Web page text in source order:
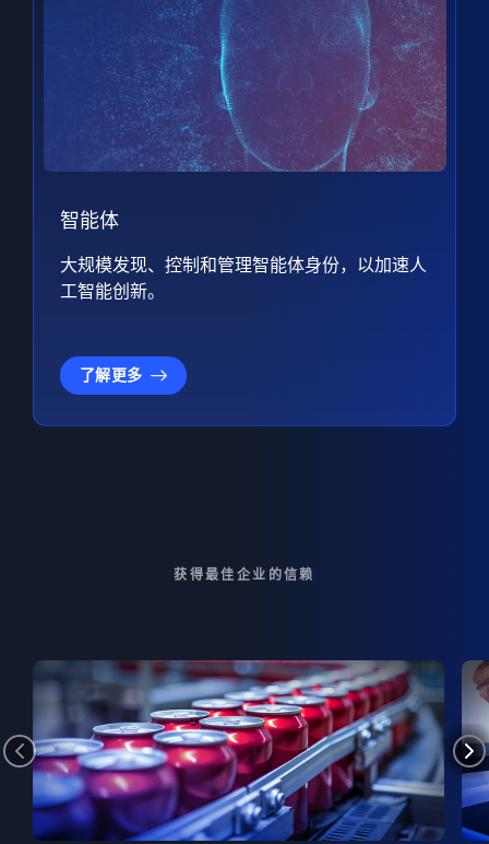
智能体
大规模发现、控制和管理智能体身份，以加速人
工智能创新。
了解更多
获得最佳企业的信赖